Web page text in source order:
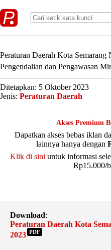
to
content
Peraturan Daerah Kota Semarang
Pengendalian dan Pengawasan
Ditetapkan: 5 Oktober 2023
Jenis: Peraturan Daerah
Akses Premium
Dapatkan akses bebas iklan
lainnya hanya dengan
Klik di sini untuk informasi
Rp15.000/
Download:
Peraturan Daerah Kota
2023 PDF